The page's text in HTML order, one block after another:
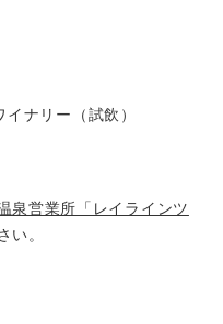
ナリー（試飲）
泉営業所「レイラインツ
い。